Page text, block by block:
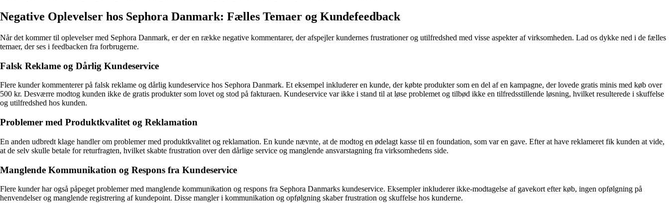
Negative Oplevelser hos Sephora Danmark: Fælles Temaer og Kundefeedback
Når det kommer til oplevelser med Sephora Danmark, er der en række negative kommentarer, der afspejler kundernes frustrationer og utilfredshed med visse aspekter af virksomheden. Lad os dykke ned i de fælles
temaer, der ses i feedbacken fra forbrugerne.
Falsk Reklame og Dårlig Kundeservice
Flere kunder kommenterer på falsk reklame og dårlig kundeservice hos Sephora Danmark. Et eksempel inkluderer en kunde, der købte produkter som en del af en kampagne, der lovede gratis minis med køb over
500 kr. Desværre modtog kunden ikke de gratis produkter som lovet og stod på fakturaen. Kundeservice var ikke i stand til at løse problemet og tilbød ikke en tilfredsstillende løsning, hvilket resulterede i skuffelse
og utilfredshed hos kunden.
Problemer med Produktkvalitet og Reklamation
En anden udbredt klage handler om problemer med produktkvalitet og reklamation. En kunde nævnte, at de modtog en ødelagt kasse til en foundation, som var en gave. Efter at have reklameret fik kunden at vide,
at de selv skulle betale for returfragten, hvilket skabte frustration over den dårlige service og manglende ansvarstagning fra virksomhedens side.
Manglende Kommunikation og Respons fra Kundeservice
Flere kunder har også påpeget problemer med manglende kommunikation og respons fra Sephora Danmarks kundeservice. Eksempler inkluderer ikke-modtagelse af gavekort efter køb, ingen opfølgning på
henvendelser og manglende registrering af kundepoint. Disse mangler i kommunikation og opfølgning skaber frustration og skuffelse hos kunderne.